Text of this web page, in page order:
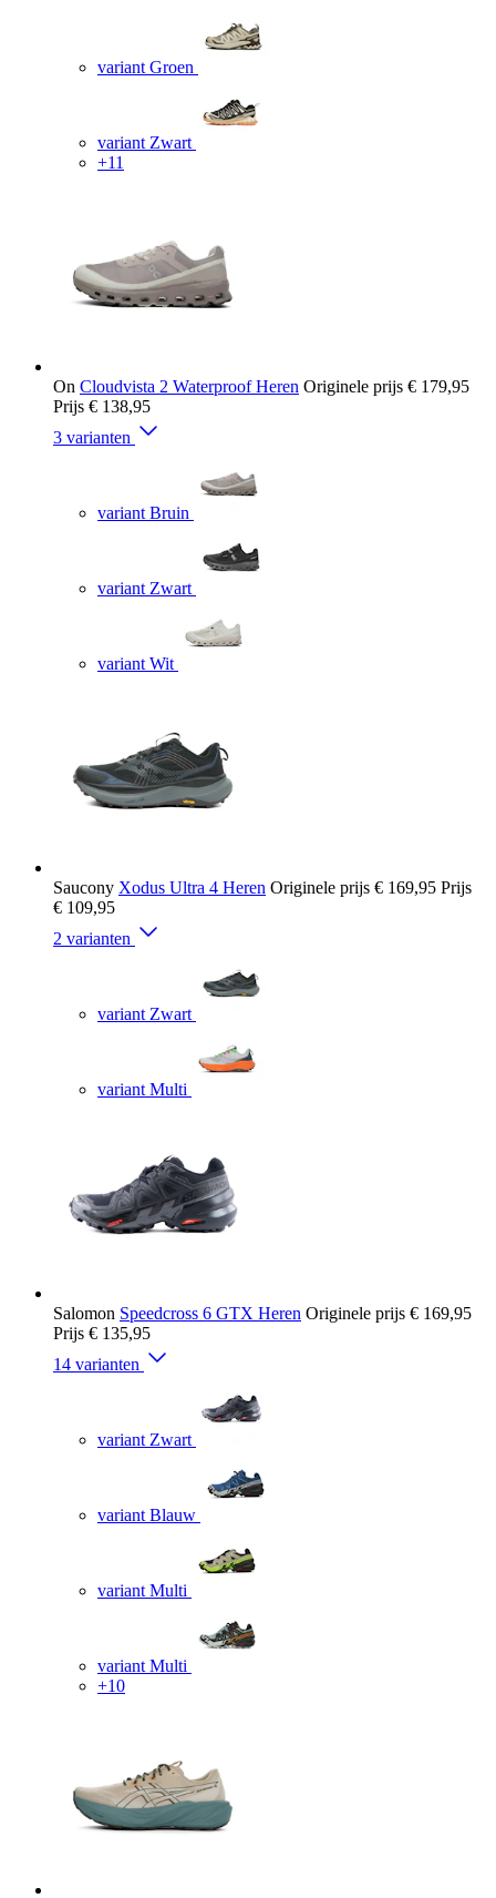
variant Groen
variant Zwart
+11
On Cloudvista 2 Waterproof Heren Originele prijs € 179,95
Prijs € 138,95
3 varianten
variant Bruin
variant Zwart
variant Wit
Saucony Xodus Ultra 4 Heren Originele prijs € 169,95 Prijs
€ 109,95
2 varianten
variant Zwart
variant Multi
Salomon Speedcross 6 GTX Heren Originele prijs € 169,95
Prijs € 135,95
14 varianten
variant Zwart
variant Blauw
variant Multi
variant Multi
+10